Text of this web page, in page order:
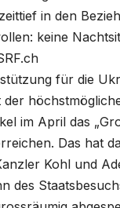
in den
keine
für die
im April das
Das hat
Kohl und
des